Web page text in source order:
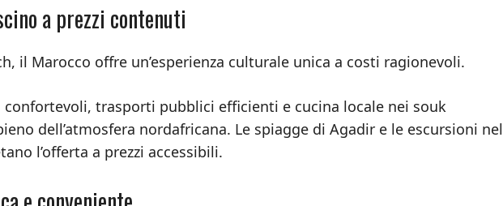
a prezzi contenuti
il Marocco offre un’esperienza culturale unica a costi ragionevoli.
trasporti pubblici efficienti e cucina locale nei souk
dell’atmosfera nordafricana. Le spiagge di Agadir e le escursioni nel
l’offerta a prezzi accessibili.